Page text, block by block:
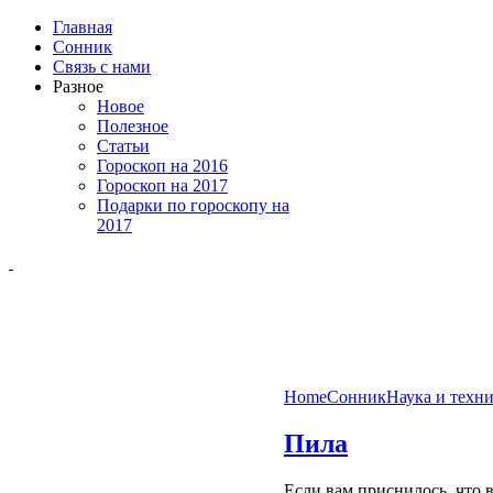
Главная
Сонник
Связь с нами
Разное
Новое
Полезное
Статьи
Гороскоп на 2016
Гороскоп на 2017
Подарки по гороскопу на
2017
HomeСонникНаука и
Пила